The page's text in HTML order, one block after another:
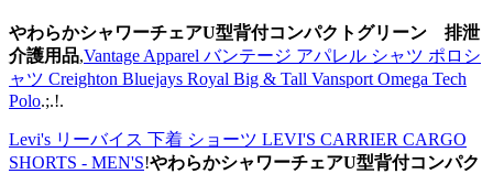
やわらかシャワーチェアU型背付コンパクトグリーン 排泄
介護用品,Vantage Apparel バンテージ アパレル シャツ ポロシ
ャツ Creighton Bluejays Royal Big & Tall Vansport Omega Tech
Polo.;.!.
Levi's リーバイス 下着 ショーツ LEVI'S CARRIER CARGO
SHORTS - MEN'S!やわらかシャワーチェアU型背付コンパク